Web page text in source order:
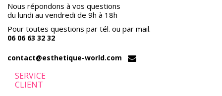
Nous répondons à vos questions
du lundi au vendredi de 9h à 18h
Pour toutes questions par tél. ou par mail.
06 06 63 32 32
contact@esthetique-world.com
SERVICE
CLIENT